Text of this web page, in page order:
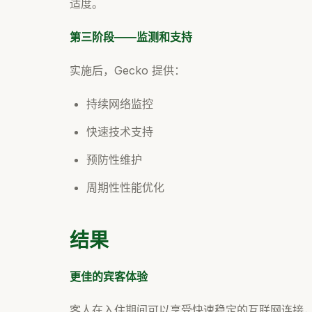
适度。
第三阶段——监测和支持
实施后，Gecko 提供：
持续网络监控
快速技术支持
预防性维护
周期性性能优化
结果
更佳的宾客体验